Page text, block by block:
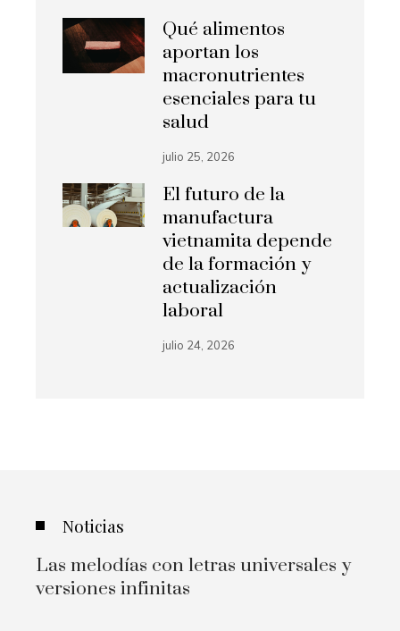
Qué alimentos
aportan los
macronutrientes
esenciales para tu
salud
julio 25, 2026
El futuro de la
manufactura
vietnamita depende
de la formación y
actualización
laboral
julio 24, 2026
Noticias
Las melodías con letras universales y
versiones infinitas